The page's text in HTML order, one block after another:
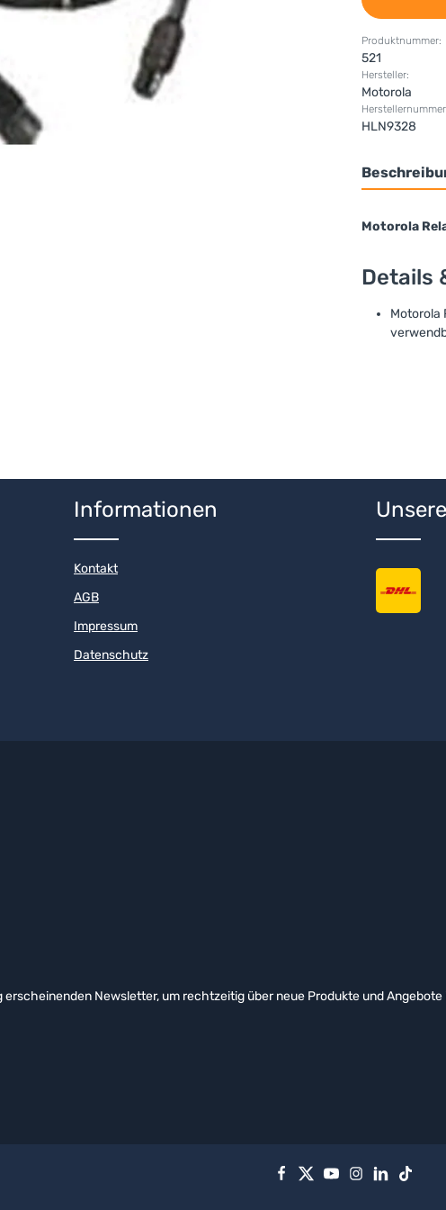
Produktnummer:
521
Hersteller:
Motorola
HLN9328
Motorola
Details
Motorola
Informationen
Kontakt
AGB
Impressum
Datenschutz
Newsletter, um rechtzeitig über neue Produkte und